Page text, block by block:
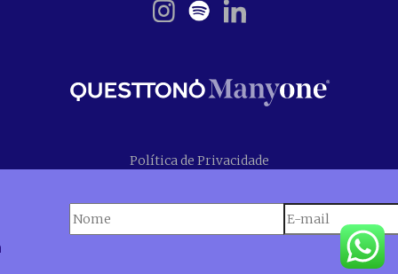
Política de Privacidade